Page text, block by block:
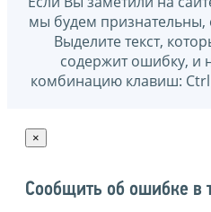
мы будем
Выделите текст,
содержит ошибку, и
комбинацию клавиш:
×
Сообщить об ошибке в